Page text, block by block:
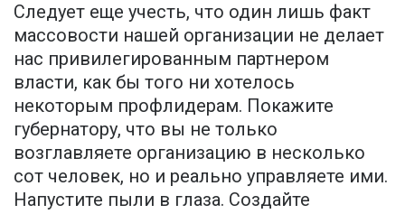
Следует еще учесть, что один лишь факт
массовости нашей организации не делает
нас привилегированным партнером
власти, как бы того ни хотелось
некоторым профлидерам. Покажите
губернатору, что вы не только
возглавляете организацию в несколько
сот человек, но и реально управляете ими.
Напустите пыли в глаза. Создайте